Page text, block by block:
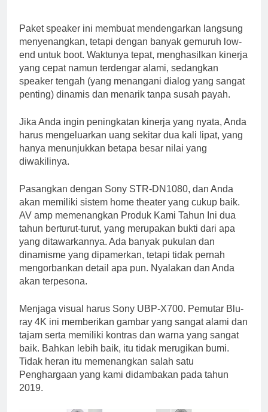
Paket speaker ini membuat mendengarkan langsung
menyenangkan, tetapi dengan banyak gemuruh low-
end untuk boot. Waktunya tepat, menghasilkan kinerja
yang cepat namun terdengar alami, sedangkan
speaker tengah (yang menangani dialog yang sangat
penting) dinamis dan menarik tanpa susah payah.
Jika Anda ingin peningkatan kinerja yang nyata, Anda
harus mengeluarkan uang sekitar dua kali lipat, yang
hanya menunjukkan betapa besar nilai yang
diwakilinya.
Pasangkan dengan Sony STR-DN1080, dan Anda
akan memiliki sistem home theater yang cukup baik.
AV amp memenangkan Produk Kami Tahun Ini dua
tahun berturut-turut, yang merupakan bukti dari apa
yang ditawarkannya. Ada banyak pukulan dan
dinamisme yang dipamerkan, tetapi tidak pernah
mengorbankan detail apa pun. Nyalakan dan Anda
akan terpesona.
Menjaga visual harus Sony UBP-X700. Pemutar Blu-
ray 4K ini memberikan gambar yang sangat alami dan
tajam serta memiliki kontras dan warna yang sangat
baik. Bahkan lebih baik, itu tidak merugikan bumi.
Tidak heran itu memenangkan salah satu
Penghargaan yang kami didambakan pada tahun
2019.